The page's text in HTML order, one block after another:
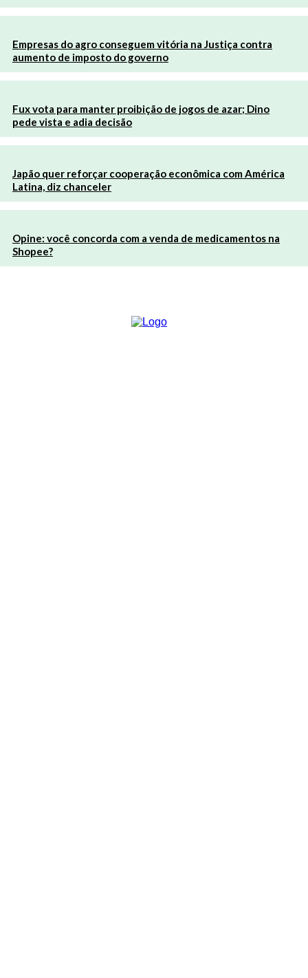
Empresas do agro conseguem vitória na Justiça contra
aumento de imposto do governo
Fux vota para manter proibição de jogos de azar; Dino
pede vista e adia decisão
Japão quer reforçar cooperação econômica com América
Latina, diz chanceler
Opine: você concorda com a venda de medicamentos na
Shopee?